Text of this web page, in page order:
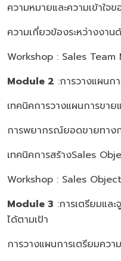
ความหมายและความเข้าใจ
ความเกี่ยวข้องระหว่างงา
Workshop : Sales
Module 2 :การวางแผนก
เทคนิคการวางแผนการขา
การพยากรณ์ยอดขายทาง
เทคนิคการสร้างSales
Workshop : Sales
Module 3 :การเตรียมแล
ได้ตามเป้า
การวางแผนการเตรียมคว